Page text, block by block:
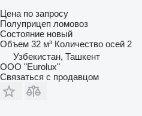
Цена по запросу
Полуприцеп ломовоз
Состояние новый
Объем 32 м³ Количество осей 2
Узбекистан, Ташкент
ООО "Eurolux"
Связаться с продавцом